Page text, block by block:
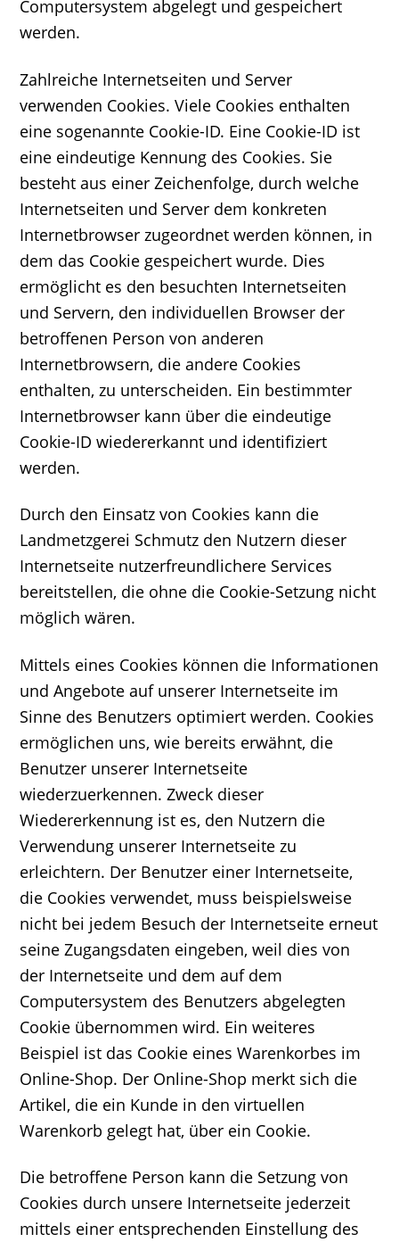
Computersystem abgelegt und gespeichert
werden.
Zahlreiche Internetseiten und Server
verwenden Cookies. Viele Cookies enthalten
eine sogenannte Cookie-ID. Eine Cookie-ID ist
eine eindeutige Kennung des Cookies. Sie
besteht aus einer Zeichenfolge, durch welche
Internetseiten und Server dem konkreten
Internetbrowser zugeordnet werden können, in
dem das Cookie gespeichert wurde. Dies
ermöglicht es den besuchten Internetseiten
und Servern, den individuellen Browser der
betroffenen Person von anderen
Internetbrowsern, die andere Cookies
enthalten, zu unterscheiden. Ein bestimmter
Internetbrowser kann über die eindeutige
Cookie-ID wiedererkannt und identifiziert
werden.
Durch den Einsatz von Cookies kann die
Landmetzgerei Schmutz den Nutzern dieser
Internetseite nutzerfreundlichere Services
bereitstellen, die ohne die Cookie-Setzung nicht
möglich wären.
Mittels eines Cookies können die Informationen
und Angebote auf unserer Internetseite im
Sinne des Benutzers optimiert werden. Cookies
ermöglichen uns, wie bereits erwähnt, die
Benutzer unserer Internetseite
wiederzuerkennen. Zweck dieser
Wiedererkennung ist es, den Nutzern die
Verwendung unserer Internetseite zu
erleichtern. Der Benutzer einer Internetseite,
die Cookies verwendet, muss beispielsweise
nicht bei jedem Besuch der Internetseite erneut
seine Zugangsdaten eingeben, weil dies von
der Internetseite und dem auf dem
Computersystem des Benutzers abgelegten
Cookie übernommen wird. Ein weiteres
Beispiel ist das Cookie eines Warenkorbes im
Online-Shop. Der Online-Shop merkt sich die
Artikel, die ein Kunde in den virtuellen
Warenkorb gelegt hat, über ein Cookie.
Die betroffene Person kann die Setzung von
Cookies durch unsere Internetseite jederzeit
mittels einer entsprechenden Einstellung des